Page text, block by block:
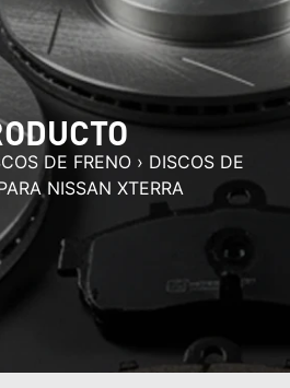
DE FRENO › DISCOS DE
NISSAN XTERRA